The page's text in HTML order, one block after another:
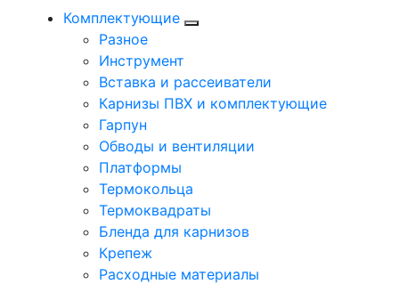
Комплектующие
Разное
Инструмент
Вставка и рассеиватели
Карнизы ПВХ и комплектующие
Гарпун
Обводы и вентиляции
Платформы
Термокольца
Термоквадраты
Бленда для карнизов
Крепеж
Расходные материалы